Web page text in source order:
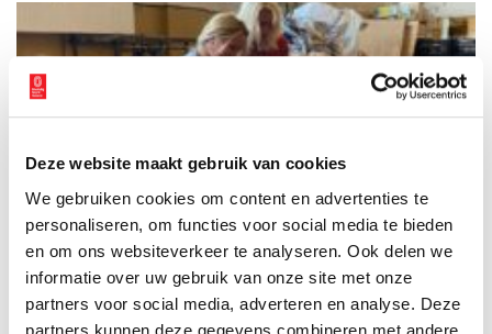
Deze website maakt gebruik van cookies
We gebruiken cookies om content en advertenties te
personaliseren, om functies voor social media te bieden
en om ons websiteverkeer te analyseren. Ook delen we
informatie over uw gebruik van onze site met onze
partners voor social media, adverteren en analyse. Deze
partners kunnen deze gegevens combineren met andere
In het oude centrum van Zaandam is in maart 2020 de
Wilhelminasluis uitgebaggerd en vergroot. Het
onderzoeksbureau Hollandia Archeologen kreeg van de
Provincie Noord-Holland de opdracht om het archeologisch
onderzoek hierbij uit te voeren. De gemeente Zaanstad schreef
het Programma van Eisen waaraan het onderzoek moest
voldoen, begeleidde de werkzaamheden, sorteerde de